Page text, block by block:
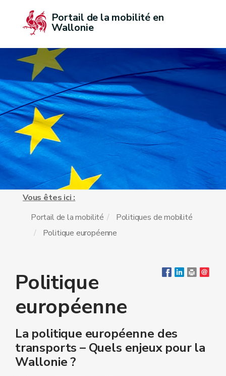
Portail de la mobilité en
Wallonie
Vous êtes ici :
Portail de la mobilité
Politiques de mobilité
Politique européenne
Politique
européenne
La politique européenne des
transports – Quels enjeux pour la
Wallonie ?